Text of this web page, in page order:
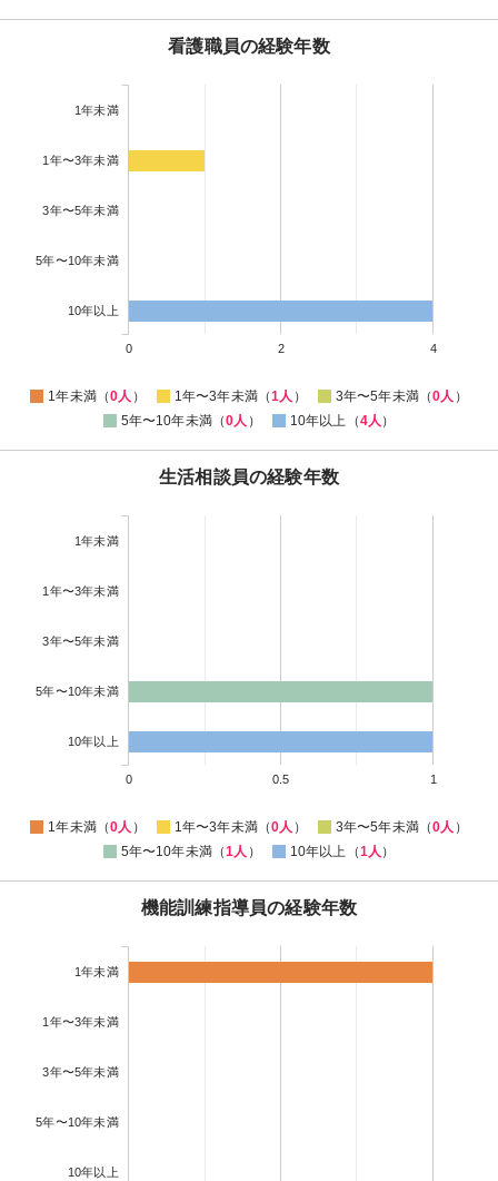
看護職員の経験年数
1年未満
1年〜3年未満
3年〜5年未満
5年〜10年未満
10年以上
0 2 4
1年未満（0人 ） 1年〜3年未満（1人 ） 3年〜5年未満（0人 ）
5年〜10年未満（0人 ） 10年以上（4人 ）
生活相談員の経験年数
1年未満
1年〜3年未満
3年〜5年未満
5年〜10年未満
10年以上
0 0.5 1
1年未満（0人 ） 1年〜3年未満（0人 ） 3年〜5年未満（0人 ）
5年〜10年未満（1人 ） 10年以上（1人 ）
機能訓練指導員の経験年数
1年未満
1年〜3年未満
3年〜5年未満
5年〜10年未満
10年以上